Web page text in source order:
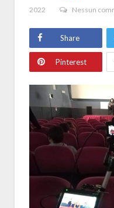
2022 Nessun
Share
Pinterest